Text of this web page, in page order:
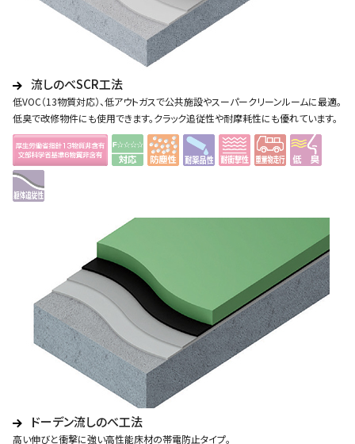
流しのべSCR工法
低VOC（13物質対応）、低アウトガスで公共施設やスーパークリーンルームに最適。
低臭で改修物件にも使用できます。クラック追従性や耐摩耗性にも優れています。
ドーデン流しのべ工法
高い伸びと衝撃に強い高性能床材の帯電防止タイプ。